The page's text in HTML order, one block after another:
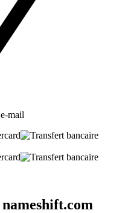
mail